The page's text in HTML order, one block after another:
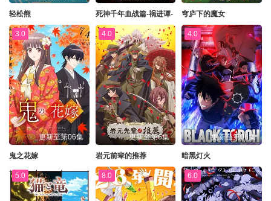
轻松熊 死神千年血战篇-祸进谭- 穹庐下的魔女
3.0
更新至第06集
鬼之花嫁
4.0
更新至第6集
岩元前辈的推荐
4.0
更新至第06集
暗黑灯火
5.0 8.0 6.0